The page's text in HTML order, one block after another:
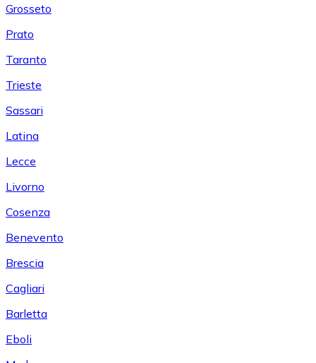
Grosseto
Prato
Taranto
Trieste
Sassari
Latina
Lecce
Livorno
Cosenza
Benevento
Brescia
Cagliari
Barletta
Eboli